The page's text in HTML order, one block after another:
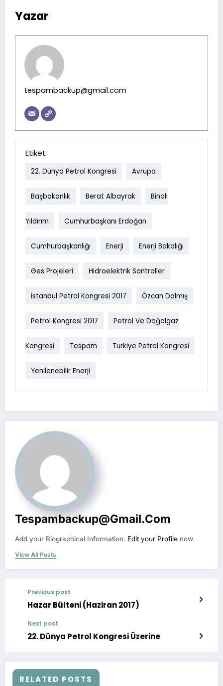
Yazar
tespambackup@gmail.com
Etiket
22. Dünya Petrol Kongresi Avrupa
Başbakanlık Berat Albayrak Binali
Yıldırım Cumhurbaşkanı Erdoğan
Cumhurbaşkanlığı Enerji Enerji Bakalığı
Ges Projeleri Hidroelektrik Santraller
İstanbul Petrol Kongresi 2017 Özcan Dalmış
Petrol Kongresi 2017 Petrol Ve Doğalgaz
Kongresi Tespam Türkiye Petrol Kongresi
Yenilenebilir Enerji
Tespambackup@gmail.com
Add your Biographical Information. Edit your Profile now.
View All Posts
Previous post
Hazar Bülteni (Haziran 2017)
Next post
22. Dünya Petrol Kongresi Üzerine
RELATED POSTS